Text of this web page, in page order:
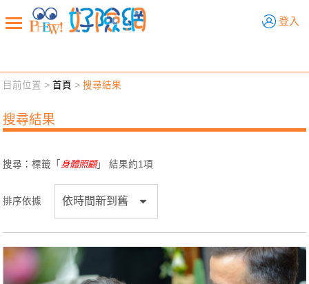
登入
新聞觀點 業務交流
退休先準備 好險學堂 輔銷工具 活動專區
目前位置 >首頁 >搜尋結果
搜尋結果
搜尋：標籤「 身體照顧」 結果約1項
排序依據